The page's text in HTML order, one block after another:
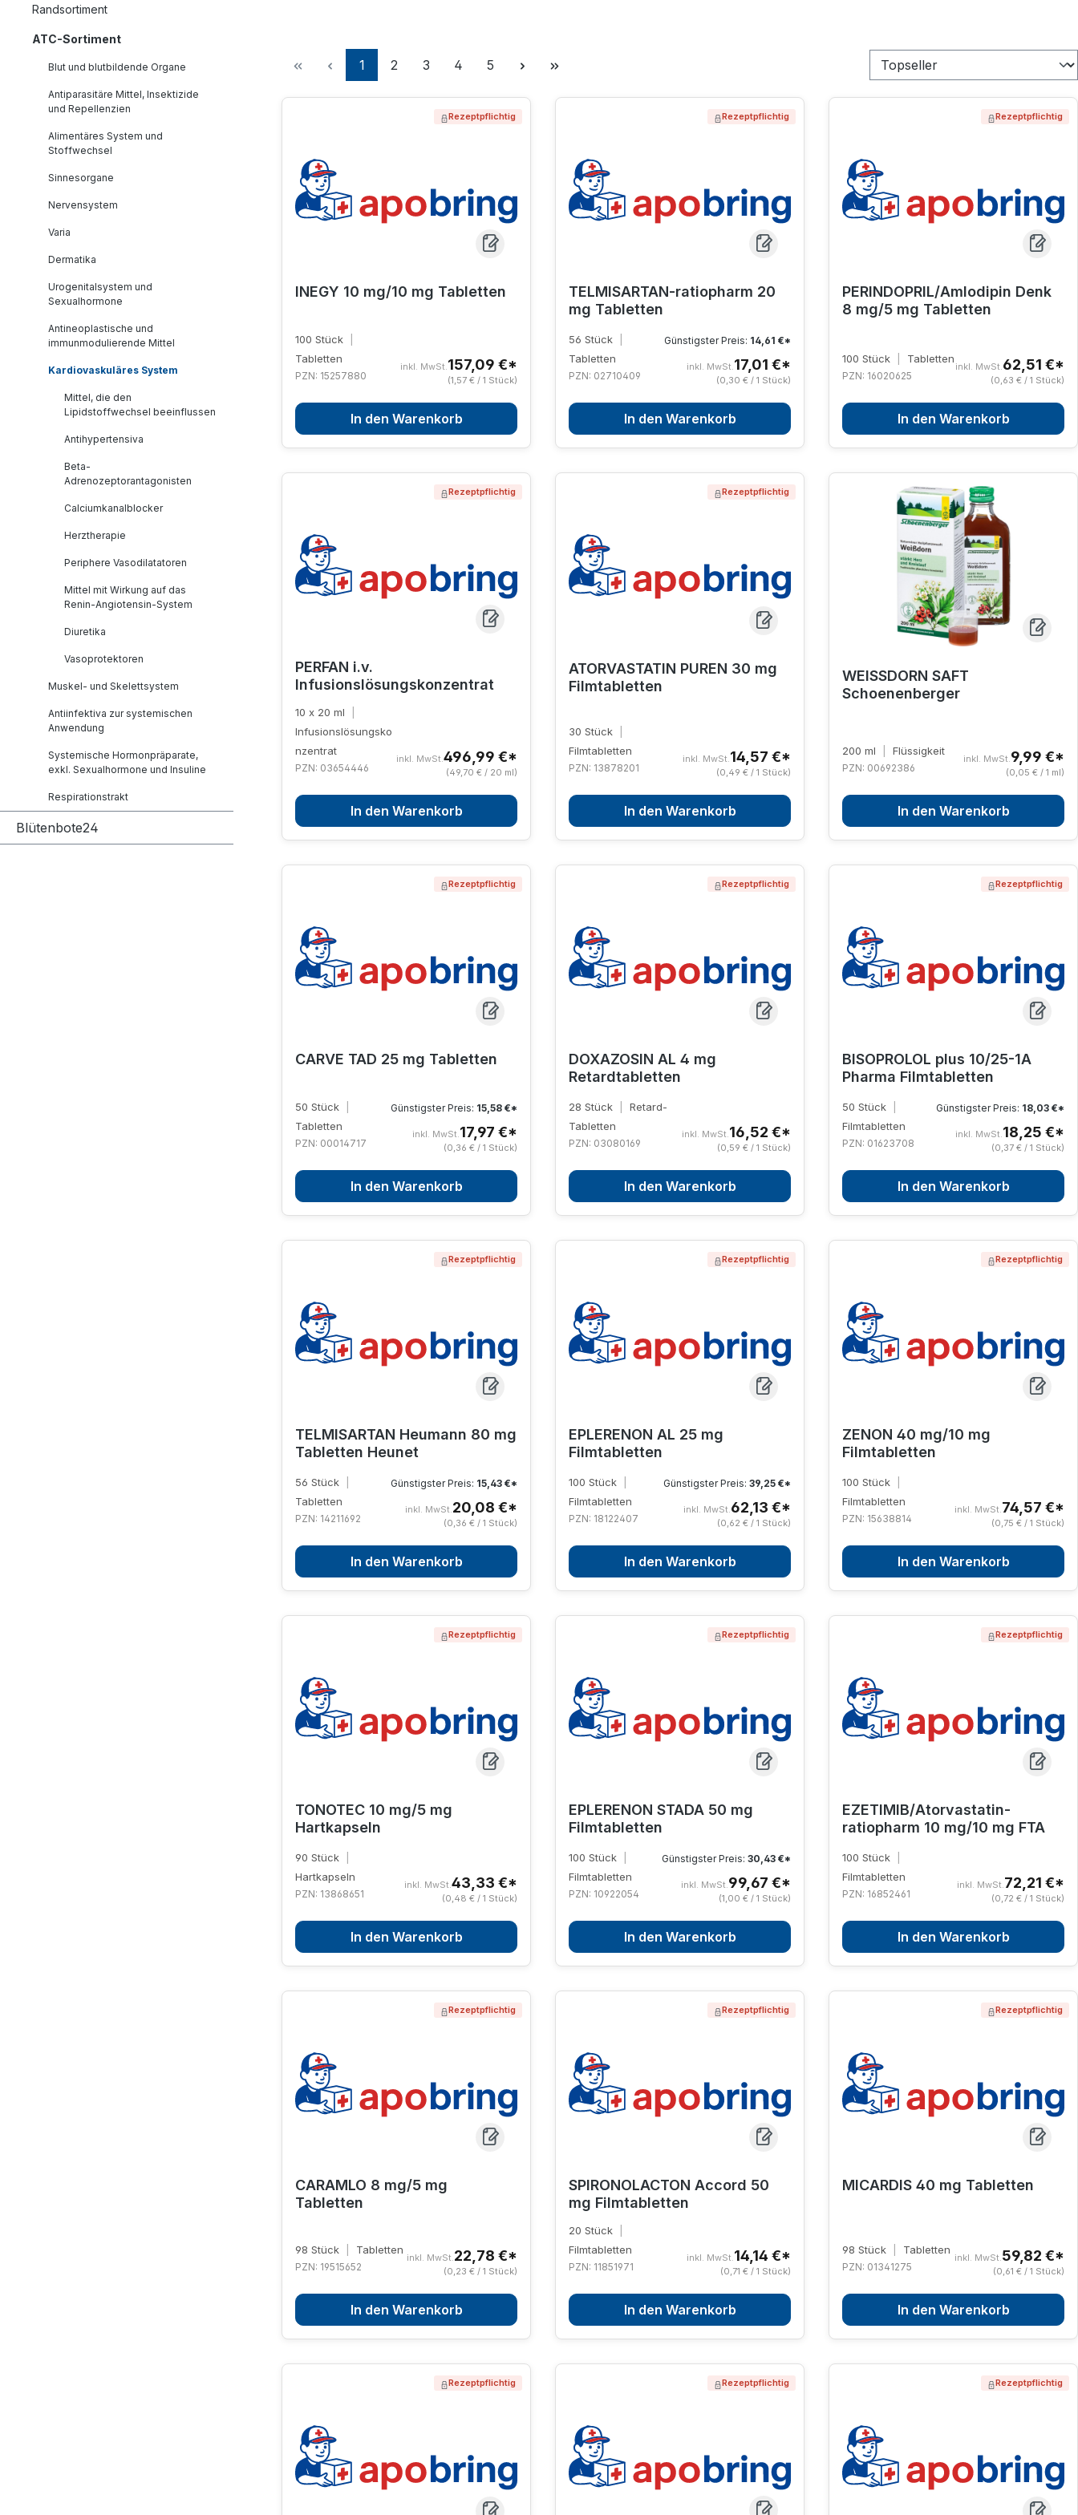
Randsortiment
ATC-Sortiment
Blut und blutbildende Organe
Antiparasitäre Mittel, Insektizide
und Repellenzien
Alimentäres System und
Stoffwechsel
Sinnesorgane
Nervensystem
Varia
Dermatika
Urogenitalsystem und
Sexualhormone
Antineoplastische und
immunmodulierende Mittel
Kardiovaskuläres System
Mittel, die den
Lipidstoffwechsel beeinflussen
Antihypertensiva
Beta-
Adrenozeptorantagonisten
Calciumkanalblocker
Herztherapie
Periphere Vasodilatatoren
Mittel mit Wirkung auf das
Renin-Angiotensin-System
Diuretika
Vasoprotektoren
Muskel- und Skelettsystem
Antiinfektiva zur systemischen
Anwendung
Systemische Hormonpräparate,
exkl. Sexualhormone und Insuline
Respirationstrakt
Blütenbote24
Seite
1 Seite
2 Seite
3 Seite
4 Seite
5
Rezeptpflichtig
INEGY 10 mg/10 mg Tabletten
100 Stück
Tabletten
PZN: 15257880
inkl. MwSt.157,09 €*
(1,57 € / 1 Stück)
In den Warenkorb
Rezeptpflichtig
TELMISARTAN-ratiopharm 20
mg Tabletten
56 Stück
Tabletten
PZN: 02710409
Günstigster Preis: 14,61 €*
inkl. MwSt.17,01 €*
(0,30 € / 1 Stück)
In den Warenkorb
Rezeptpflichtig
PERINDOPRIL/Amlodipin Denk
8 mg/5 mg Tabletten
100 Stück Tabletten
PZN: 16020625
inkl. MwSt.62,51 €*
(0,63 € / 1 Stück)
In den Warenkorb
Rezeptpflichtig
PERFAN i.v.
Infusionslösungskonzentrat
10 x 20 ml
Infusionslösungsko
nzentrat
PZN: 03654446
inkl. MwSt.496,99 €*
(49,70 € / 20 ml)
In den Warenkorb
Rezeptpflichtig
ATORVASTATIN PUREN 30 mg
Filmtabletten
30 Stück
Filmtabletten
PZN: 13878201
inkl. MwSt.14,57 €*
(0,49 € / 1 Stück)
In den Warenkorb
WEISSDORN SAFT
Schoenenberger
200 ml Flüssigkeit
PZN: 00692386
inkl. MwSt.9,99 €*
(0,05 € / 1 ml)
In den Warenkorb
Rezeptpflichtig
CARVE TAD 25 mg Tabletten
50 Stück
Tabletten
PZN: 00014717
Günstigster Preis: 15,58 €*
inkl. MwSt.17,97 €*
(0,36 € / 1 Stück)
In den Warenkorb
Rezeptpflichtig
DOXAZOSIN AL 4 mg
Retardtabletten
28 Stück
Retard-
Tabletten
PZN: 03080169
inkl. MwSt.16,52 €*
(0,59 € / 1 Stück)
In den Warenkorb
Rezeptpflichtig
BISOPROLOL plus 10/25-1A
Pharma Filmtabletten
50 Stück
Filmtabletten
PZN: 01623708
Günstigster Preis: 18,03 €*
inkl. MwSt.18,25 €*
(0,37 € / 1 Stück)
In den Warenkorb
Rezeptpflichtig
TELMISARTAN Heumann 80 mg
Tabletten Heunet
56 Stück
Tabletten
PZN: 14211692
Günstigster Preis: 15,43 €*
inkl. MwSt.20,08 €*
(0,36 € / 1 Stück)
In den Warenkorb
Rezeptpflichtig
EPLERENON AL 25 mg
Filmtabletten
100 Stück
Filmtabletten
PZN: 18122407
Günstigster Preis: 39,25 €*
inkl. MwSt.62,13 €*
(0,62 € / 1 Stück)
In den Warenkorb
Rezeptpflichtig
ZENON 40 mg/10 mg
Filmtabletten
100 Stück
Filmtabletten
PZN: 15638814
inkl. MwSt.74,57 €*
(0,75 € / 1 Stück)
In den Warenkorb
Rezeptpflichtig
TONOTEC 10 mg/5 mg
Hartkapseln
90 Stück
Hartkapseln
PZN: 13868651
inkl. MwSt.43,33 €*
(0,48 € / 1 Stück)
In den Warenkorb
Rezeptpflichtig
EPLERENON STADA 50 mg
Filmtabletten
100 Stück
Filmtabletten
PZN: 10922054
Günstigster Preis: 30,43 €*
inkl. MwSt.99,67 €*
(1,00 € / 1 Stück)
In den Warenkorb
Rezeptpflichtig
EZETIMIB/Atorvastatin-
ratiopharm 10 mg/10 mg FTA
100 Stück
Filmtabletten
PZN: 16852461
inkl. MwSt.72,21 €*
(0,72 € / 1 Stück)
In den Warenkorb
Rezeptpflichtig
CARAMLO 8 mg/5 mg
Tabletten
98 Stück Tabletten
PZN: 19515652
inkl. MwSt.22,78 €*
(0,23 € / 1 Stück)
In den Warenkorb
Rezeptpflichtig
SPIRONOLACTON Accord 50
mg Filmtabletten
20 Stück
Filmtabletten
PZN: 11851971
inkl. MwSt.14,14 €*
(0,71 € / 1 Stück)
In den Warenkorb
Rezeptpflichtig
MICARDIS 40 mg Tabletten
98 Stück Tabletten
PZN: 01341275
inkl. MwSt.59,82 €*
(0,61 € / 1 Stück)
In den Warenkorb
Rezeptpflichtig Rezeptpflichtig Rezeptpflichtig